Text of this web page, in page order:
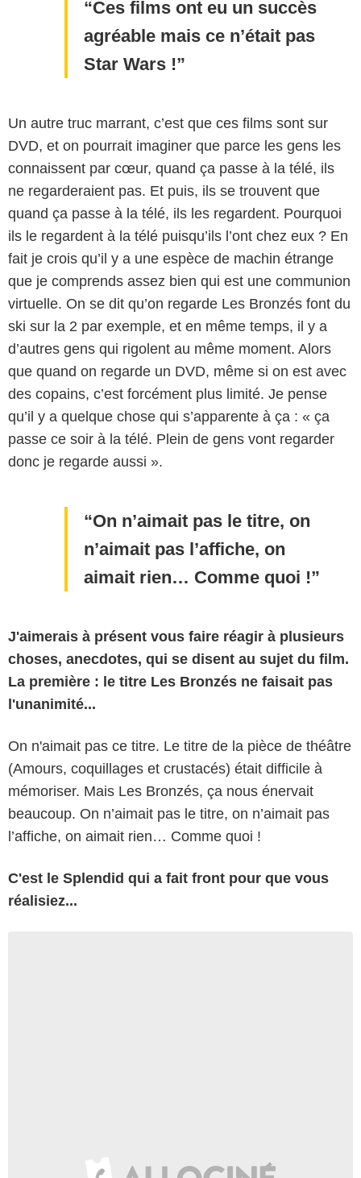
Ces films ont eu un succès
agréable mais ce n’était pas
Star Wars !
Un autre truc marrant, c’est que ces films sont sur
DVD, et on pourrait imaginer que parce les gens les
connaissent par cœur, quand ça passe à la télé, ils
ne regarderaient pas. Et puis, ils se trouvent que
quand ça passe à la télé, ils les regardent. Pourquoi
ils le regardent à la télé puisqu’ils l’ont chez eux ? En
fait je crois qu’il y a une espèce de machin étrange
que je comprends assez bien qui est une communion
virtuelle. On se dit qu’on regarde Les Bronzés font du
ski sur la 2 par exemple, et en même temps, il y a
d’autres gens qui rigolent au même moment. Alors
que quand on regarde un DVD, même si on est avec
des copains, c’est forcément plus limité. Je pense
qu’il y a quelque chose qui s’apparente à ça : « ça
passe ce soir à la télé. Plein de gens vont regarder
donc je regarde aussi ».
On n’aimait pas le titre, on
n’aimait pas l’affiche, on
aimait rien… Comme quoi !
J'aimerais à présent vous faire réagir à plusieurs
choses, anecdotes, qui se disent au sujet du film.
La première : le titre Les Bronzés ne faisait pas
l'unanimité...
On n'aimait pas ce titre. Le titre de la pièce de théâtre
(Amours, coquillages et crustacés) était difficile à
mémoriser. Mais Les Bronzés, ça nous énervait
beaucoup. On n’aimait pas le titre, on n’aimait pas
l’affiche, on aimait rien… Comme quoi !
C'est le Splendid qui a fait front pour que vous
réalisiez...